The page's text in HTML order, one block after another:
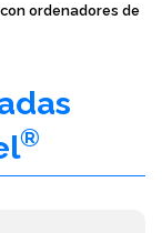
ordenadores de
®